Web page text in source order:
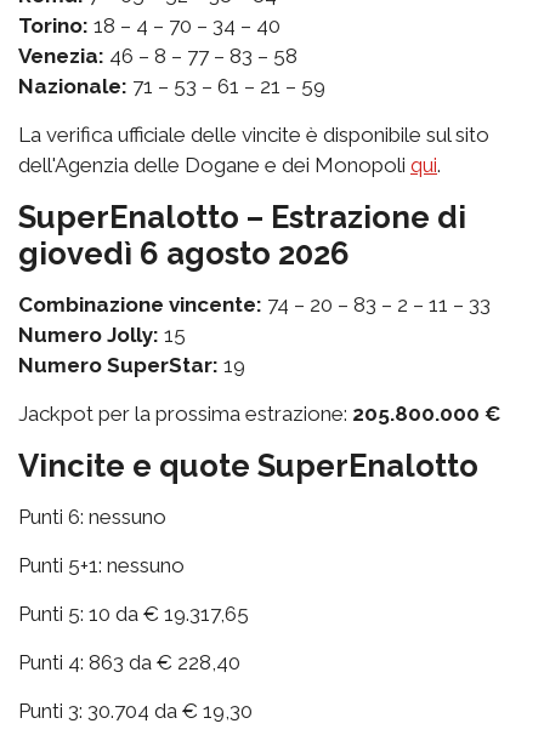
Torino: 18 – 4 – 70 – 34 – 40
Venezia: 46 – 8 – 77 – 83 – 58
Nazionale: 71 – 53 – 61 – 21 – 59
La verifica ufficiale delle vincite è disponibile sul sito
dell'Agenzia delle Dogane e dei Monopoli qui.
SuperEnalotto – Estrazione di
giovedì 6 agosto 2026
Combinazione vincente: 74 – 20 – 83 – 2 – 11 – 33
Numero Jolly: 15
Numero SuperStar: 19
Jackpot per la prossima estrazione: 205.800.000 €
Vincite e quote SuperEnalotto
Punti 6: nessuno
Punti 5+1: nessuno
Punti 5: 10 da € 19.317,65
Punti 4: 863 da € 228,40
Punti 3: 30.704 da € 19,30